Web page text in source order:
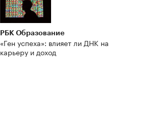
РБК Образование
«Ген успеха»: влияет ли ДНК на
карьеру и доход